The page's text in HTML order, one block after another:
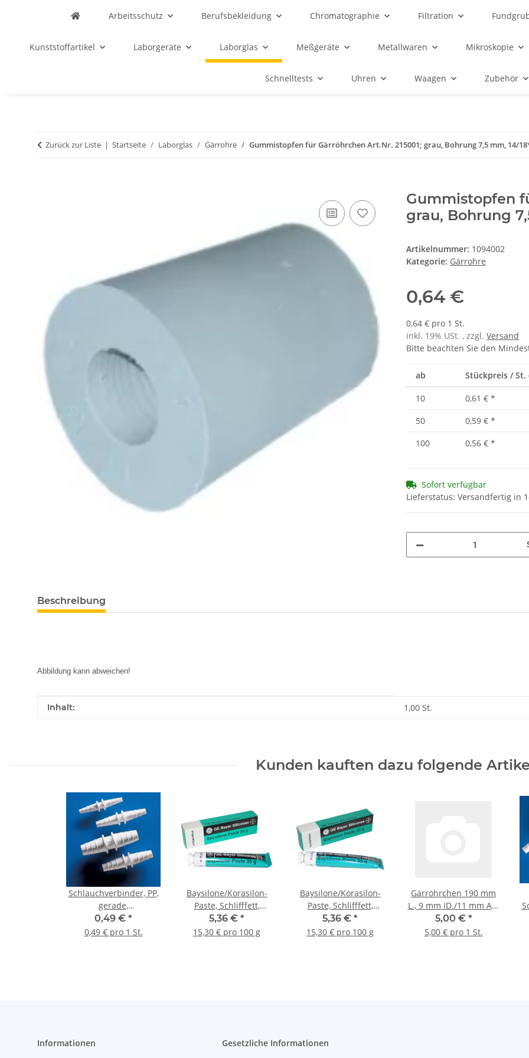
Arbeitsschutz Berufsbekleidung Chromatographie Filtration
Kunststoffartikel Laborgeräte Laborglas Meßgeräte Metallwaren Mikroskopie
Schnelltests Uhren Waagen Zubehör
Zurück zur Liste Startseite Laborglas Gärrohre Gummistopfen für Gärröhrchen Art.Nr. 215001; grau, Bohrung 7,5 mm, 14/
Gummistopfen
grau, Bohrung
Artikelnummer: 1094002
Kategorie: Gärrohre
0,64 €
0,64 € pro 1 St.
inkl. 19% USt. , zzgl. Versand
Bitte beachten Sie den
ab Stückpreis / St.
10 0,61 € *
50
0,59 € *
100
0,56 € *
Sofort verfügbar
Lieferstatus: Versandfertig in
Beschreibung
Abbildung kann abweichen!
Produkteigenschaft
Wert
Inhalt: 1,00 St.
Kunden kauften dazu folgende
Schlauchverbinder, PP,
gerade,
Außendurchmesser
8/9/10 mm #512
0,49 € *
0,49 € pro 1 St.
Baysilone/Korasilon-
Paste, Schlifffett,
mittelviskos, 35 g
5,36 € *
15,30 € pro 100 g
Baysilone/Korasilon-
Paste, Schlifffett,
hochviskos, 35 g
5,36 € *
15,30 € pro 100 g
Gärröhrchen 190 mm
L., 9 mm ID./11 mm AD,
2 Kugeln
5,00 € *
5,00 € pro 1 St.
Informationen Gesetzliche Informationen